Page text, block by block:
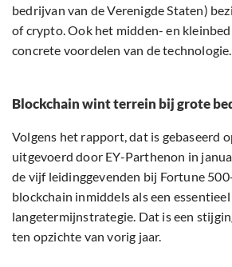
bedrijvan van de Verenigde Staten)
of crypto. Ook het midden- en
concrete voordelen van de technologie.
Blockchain wint terrein bij grote
Volgens het rapport, dat is gebaseerd
uitgevoerd door EY-Parthenon in
de vijf leidinggevenden bij Fortune
blockchain inmiddels als een
langetermijnstrategie. Dat is een
ten opzichte van vorig jaar.